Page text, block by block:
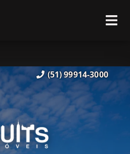
(51) 99914-3000